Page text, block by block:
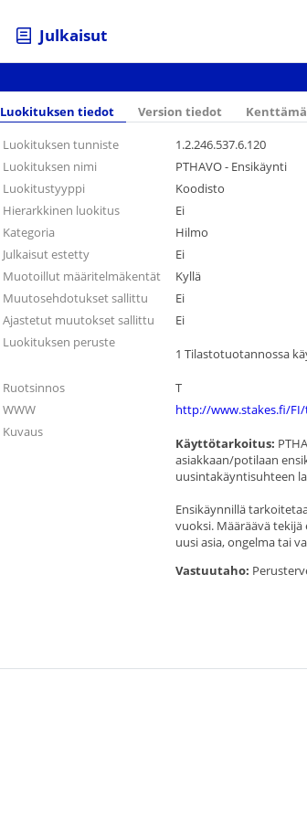
Julkaisut
Luokituksen tiedot Version tiedot
Luokituksen tunniste
1.2.246.537.6.120
Luokituksen nimi
PTHAVO - Ensikäynti
Luokitustyyppi
Koodisto
Hierarkkinen luokitus
Ei
Kategoria
Hilmo
Julkaisut estetty
Ei
Muotoillut määritelmäkentät
Kyllä
Muutosehdotukset sallittu
Ei
Ajastetut muutokset sallittu
Ei
Luokituksen peruste
1 Tilastotuotannossa
Ruotsinnos
T
WWW
http://www.stakes.fi/
Kuvaus
Käyttötarkoitus:
asiakkaan/potilaan
uusintakäyntisuhteen
Ensikäynnillä
vuoksi. Määräävä
uusi asia, ongelma tai
Vastuutaho: